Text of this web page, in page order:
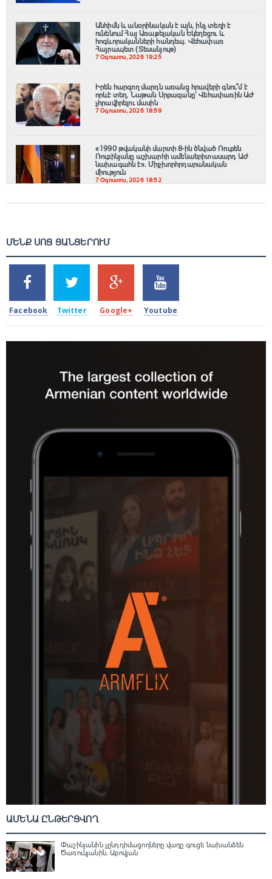
Անհիմն և անօրինական է այն, ինչ տեղի է
ունենում Հայ Առաքելական Եկեղեցու և
հոգևորականների հանդեպ. Վեհափառ
Հայրապետ (Տեսանյութ)
7 Օգոստոս, 2026 19:25
Իրեն հարգող մարդն առանց հրավերի գնու՞մ է
որևէ տեղ. Նաթան Սրբազանը՝ Վեհափառին ԱԺ
չհրավիրելու մասին
7 Օգոստոս, 2026 18:59
«1990 թվականի մարտի 8-ին ծնված Ռուբեն
Ռուբինյանը աշխարհի ամենաերիտասարդ ԱԺ
նախագահն է»․ Միջխորհրդարանական
միություն
7 Օգոստոս, 2026 18:52
ՄԵՆՔ ՍՈՑ ՑԱՆՑԵՐՈՒՄ
2k
SHARES
Facebook
1.5k
TWEETS
Twitter
203
SHARES
Google+
620
SHARES
Youtube
ԱՄԵՆԱ ԸՆԹԵՐՑՎՈՂ
Փաշինյանին չընդդիմացողները վաղը գուցե նախանձեն
Ծառուկյանին. Աբովյան